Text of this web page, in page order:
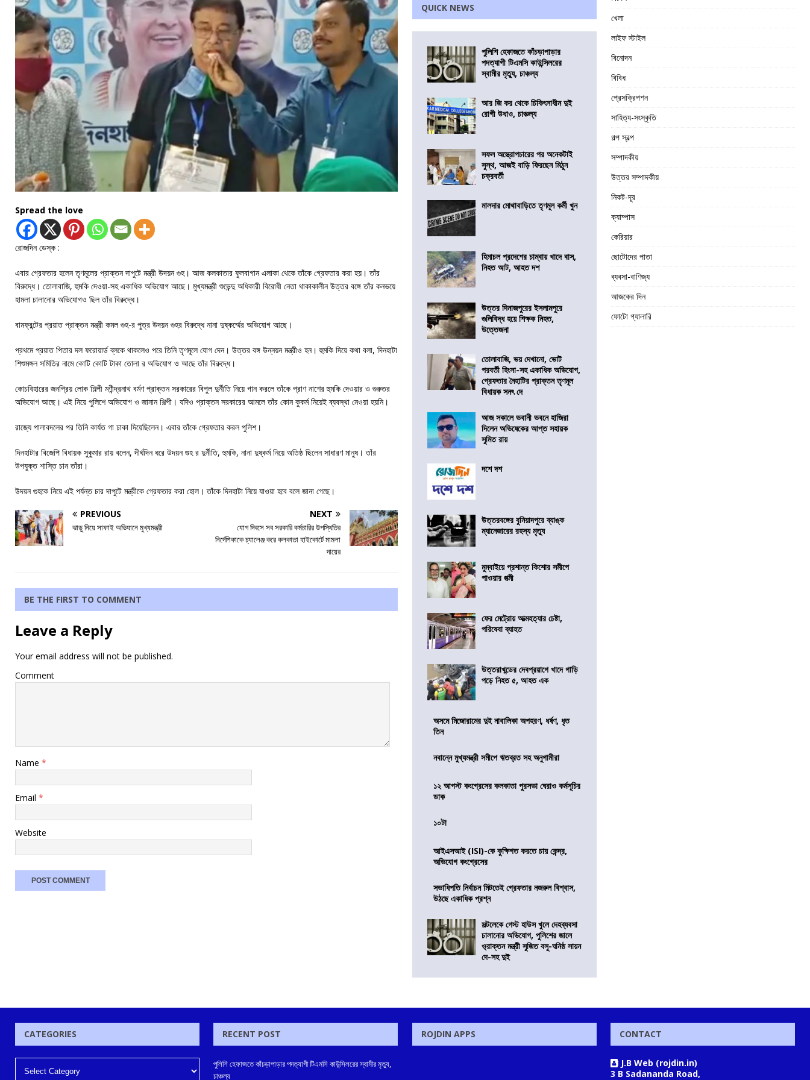
Spread the love
রোজদিন ডেস্ক :
এবার গ্রেফতার হলেন তৃণমূলের প্রাক্তন দাপুটে মন্ত্রী উদয়ন গুহ। আজ কলকাতার ফুলবাগান এলাকা থেকে তাঁকে গ্রেফতার করা হয়। তাঁর
বিরুদ্ধে। তোলাবাজি, হুমকি দেওয়া-সহ একাধিক অভিযোগ আছে। মুখ্যমন্ত্রী শুভেন্দু অধিকারী বিরোধী নেতা থাকাকালীন উত্তর বঙ্গে তাঁর কনভয়ে
হামলা চালানোর অভিযোগও ছিল তাঁর বিরুদ্ধে।
বামফ্রন্টের প্রয়াত প্রাক্তন মন্ত্রী কমল গুহ-র পুত্র উদয়ন গুহর বিরুদ্ধে নানা দুষ্কর্ম্মের অভিযোগ আছে।
প্রথমে প্রয়াত পিতার দল ফরোয়ার্ড ব্লকে থাকলেও পরে তিনি তৃণমূলে যোগ দেন। উত্তর বঙ্গ উন্নয়ন মন্ত্রীও হন। হুমকি দিয়ে কথা বলা, দিনহাটা
শিশুমঙ্গল সমিতির নামে কোটি কোটি টাকা তোলা র অভিযোগ ও আছে তাঁর বিরুদ্ধে।
কোচবিহারের জনপ্রিয় লোক শিল্পী মণীন্দ্রনাথ বর্মণ প্রাক্তন সরকারের বিপুল দুর্নীতি নিয়ে গান করলে তাঁকে প্রাণ নাশের হুমকি দেওয়ার ও গুরুতর
অভিযোগ আছে। এই নিয়ে পুলিশে অভিযোগ ও জানান শিল্পী। যদিও প্রাক্তন সরকারের আমলে তাঁর কোন কুকর্ম নিয়েই ব্যবস্থা নেওয়া হয়নি।
রাজ্যে পালাবদলের পর তিনি কার্যত গা ঢাকা দিয়েছিলেন। এবার তাঁকে গ্রেফতার করল পুলিশ।
দিনহাটার বিজেপি বিধায়ক সুকুমার রায় বলেন, দীর্ঘদিন ধরে উদয়ন গুহ র দুর্নীতি, হুমকি, নানা দুষ্কর্ম নিয়ে অতিষ্ঠ ছিলেন সাধারণ মানুষ। তাঁর
উপযুক্ত শাস্তি চান তাঁরা।
উদয়ন গুহকে নিয়ে এই পর্যন্ত চার দাপুটে মন্ত্রীকে গ্রেফতার করা হোল। তাঁকে দিনহাটা নিয়ে যাওয়া হবে বলে জানা গেছে।
PREVIOUS
ঝাড়ু নিয়ে সাফাই অভিযানে মুখ্যমন্ত্রী
NEXT
যোগ দিবসে সব সরকারি কর্মচারির উপস্থিতির
নির্দেশিকাকে চ্যালেঞ্জ করে কলকাতা হাইকোর্টে মামলা
দায়ের
BE THE FIRST TO COMMENT
Leave a Reply
Your email address will not be published.
Comment
Name *
Email *
Website
QUICK NEWS
পুলিশি হেফাজতে কাঁচড়াপাড়ার
পদত্যাগী টিএমসি কাউন্সিলরের
স্বামীর মৃত্যু, চাঞ্চল্য
আর জি কর থেকে চিকিৎসাধীন দুই
রোগী উধাও, চাঞ্চল্য
সফল অস্ত্রোপচারের পর অনেকটাই
সুস্থ, আজই বাড়ি ফিরছেন মিঠুন
চক্রবর্তী
মালদার মোথাবাড়িতে তৃণমূল কর্মী খুন
হিমাচল প্রদেশের চাম্বায় খাদে বাস,
নিহত আট, আহত দশ
উত্তর দিনাজপুরের ইসলামপুরে
গুলিবিদ্ধ হয়ে শিক্ষক নিহত,
উত্তেজনা
তোলাবাজি, ভয় দেখানো, ভোট
পরবর্তী হিংসা-সহ একাধিক অভিযোগ,
গ্রেফতার নৈহাটির প্রাক্তন তৃণমূল
বিধায়ক সনৎ দে
আজ সকালে ভবানী ভবনে হাজিরা
দিলেন অভিষেকের আপ্ত সহায়ক
সুমিত রায়
দশে দশ
উত্তরবঙ্গের বুনিয়াদপুরে ব্যাঙ্ক
ম্যানেজারের রহস্য মৃত্যু
মুম্বাইয়ে প্রশান্ত কিশোর সমীপে
পাওয়ার পত্মী
ফের মেট্রোয় আত্মহত্যার চেষ্টা,
পরিষেবা ব্যাহত
উত্তরাখন্ডের দেবপ্রয়াগে খাদে গাড়ি
পড়ে নিহত ৫, আহত এক
অসমে মিজোরামের দুই নাবালিকা অপহরণ, ধর্ষণ, ধৃত
তিন
নবান্নে মুখ্যমন্ত্রী সমীপে ঋতব্রত সহ অনুগামীরা
১২ আগস্ট কংগ্রেসের কলকাতা পুরসভা ঘেরাও কর্মসূচির
ডাক
১০টা
আইএসআই (ISI)-কে কুক্ষিগত করতে চায় কেন্দ্র,
অভিযোগ কংগ্রেসের
সভাধিপতি নির্বাচন মিটতেই গ্রেফতার নজরুল বিশ্বাস,
উঠছে একাধিক প্রশ্ন
সল্টলেকে গেস্ট হাউস খুলে দেহব্যবসা
চালানোর অভিযোগ, পুলিশের জালে
ও্রাক্তন মন্ত্রী সুজিত বসু-ঘনিষ্ঠ সায়ন
দে-সহ দুই
খেলা
লাইফ স্টাইল
বিনোদন
বিবিধ
প্রেসক্রিপশন
সাহিত্য-সংস্কৃতি
গল্প স্বল্প
সম্পাদকীয়
উত্তর সম্পাদকীয়
নিকট-দূর
ক্যাম্পাস
কেরিয়ার
ছোটোদের পাতা
ব্যবসা-বাণিজ্য
আজকের দিন
ফোটো গ্যালারি
CATEGORIES RECENT POST
পুলিশি হেফাজতে কাঁচড়াপাড়ার পদত্যাগী টিএমসি কাউন্সিলরের স্বামীর মৃত্যু,
চাঞ্চল্য
ROJDIN APPS CONTACT
J.B Web (rojdin.in)
3 B Sadananda Road,